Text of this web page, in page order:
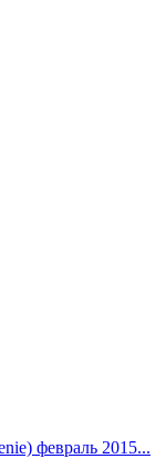
февраль 2015...